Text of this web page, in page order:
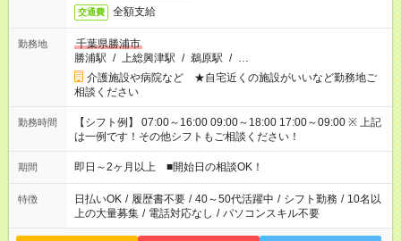
交通費 全額支給
勤務地
千葉県勝浦市
勝浦駅 / 上総興津駅 / 鵜原駅 / …
介護施設や病院など ★自宅近くの施設がいいなど勤務地ご
相談ください
勤務時間
【シフト例】 07:00～16:00 09:00～18:00 17:00～09:00 ※ 上記
は一例です！その他シフトもご相談ください！
期間 即日～2ヶ月以上 ■開始日の相談OK！
特徴 日払いOK / 履歴書不要 / 40～50代活躍中 / シフト勤務 / 10名以
上の大量募集 / 電話対応なし / パソコンスキル不要